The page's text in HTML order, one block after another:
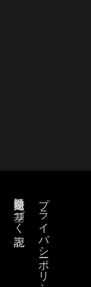
プライバシーポリシー
特定商取引法に基づく表記